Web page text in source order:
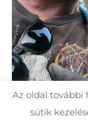
Az oldal további
sütik